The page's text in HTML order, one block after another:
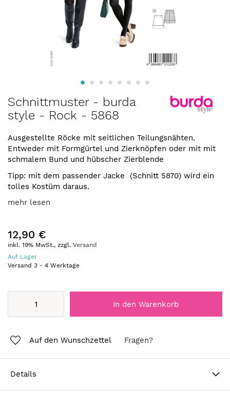
Anfang
der
springen
Schnittmuster - burda
style - Rock - 5868
Ausgestellte Röcke mit seitlichen Teilungsnähten.
Entweder mit Formgürtel und Zierknöpfen oder mit mit
schmalem Bund und hübscher Zierblende
Tipp: mit dem passender Jacke (Schnitt 5870) wird ein
tolles Kostüm daraus.
mehr lesen
12,90 €
inkl. 19% MwSt., zzgl. Versand
Auf Lager
Versand 3 - 4 Werktage
In den Warenkorb
Auf den Wunschzettel Fragen?
Details